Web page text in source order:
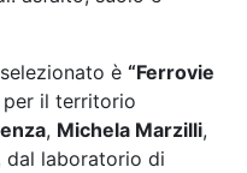
è “Ferrovie
per il territorio
, Michela Marzilli,
dal laboratorio di